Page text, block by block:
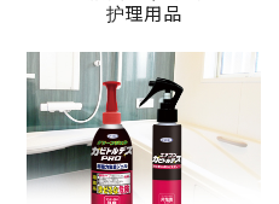
护理用品